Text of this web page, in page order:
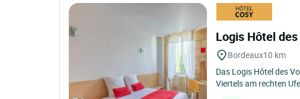
Logis Hôtel
Bordeaux10 km
Das Logis Hôtel des
Viertels am rechten